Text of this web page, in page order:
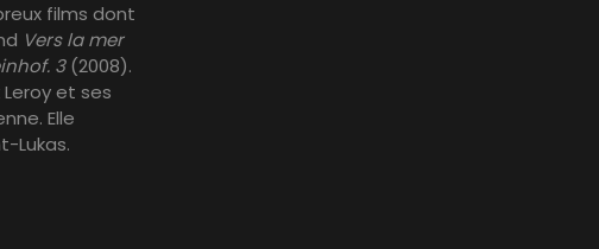
films dont
Vers la mer
3(2008).
et ses
Elle
Lukas.